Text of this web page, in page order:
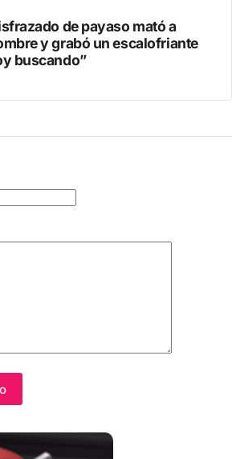
de payaso mató a
y grabó un escalofriante
buscando”